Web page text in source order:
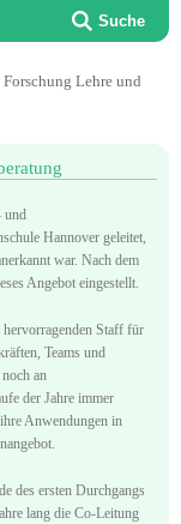
Suche
Forschung Lehre und
und
Hannover geleitet,
war. Nach dem
Angebot eingestellt.
Staff für
Teams und
an
der Jahre immer
Anwendungen in
des ersten Durchgangs
lang die Co-Leitung